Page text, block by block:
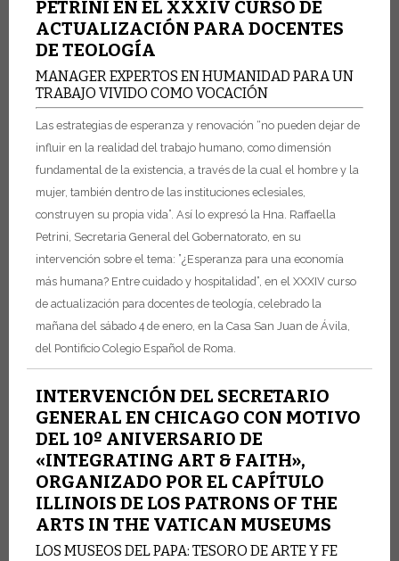
PETRINI EN EL XXXIV CURSO DE
ACTUALIZACIÓN PARA DOCENTES
DE TEOLOGÍA
MANAGER EXPERTOS EN HUMANIDAD PARA UN
TRABAJO VIVIDO COMO VOCACIÓN
Las estrategias de esperanza y renovación “no pueden dejar de
influir en la realidad del trabajo humano, como dimensión
fundamental de la existencia, a través de la cual el hombre y la
mujer, también dentro de las instituciones eclesiales,
construyen su propia vida”. Así lo expresó la Hna. Raffaella
Petrini, Secretaria General del Gobernatorato, en su
intervención sobre el tema: ”¿Esperanza para una economía
más humana? Entre cuidado y hospitalidad”, en el XXXIV curso
de actualización para docentes de teología, celebrado la
mañana del sábado 4 de enero, en la Casa San Juan de Ávila,
del Pontificio Colegio Español de Roma.
INTERVENCIÓN DEL SECRETARIO
GENERAL EN CHICAGO CON MOTIVO
DEL 10º ANIVERSARIO DE
«INTEGRATING ART & FAITH»,
ORGANIZADO POR EL CAPÍTULO
ILLINOIS DE LOS PATRONS OF THE
ARTS IN THE VATICAN MUSEUMS
LOS MUSEOS DEL PAPA: TESORO DE ARTE Y FE